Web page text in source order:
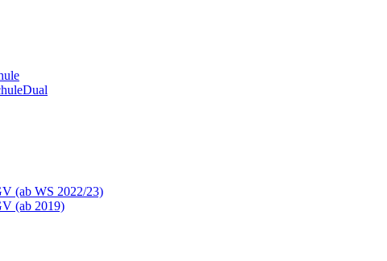
(ab WS 2022/23)
(ab 2019)